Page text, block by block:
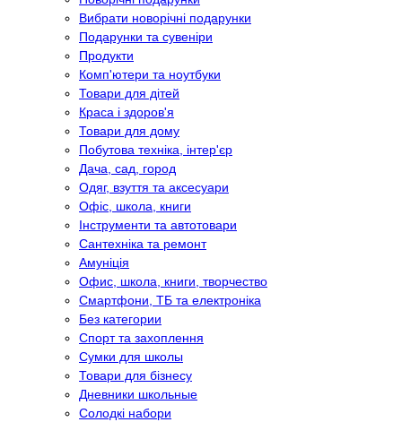
Вибрати новорічні подарунки
Подарунки та сувеніри
Продукти
Комп'ютери та ноутбуки
Товари для дітей
Краса і здоров'я
Товари для дому
Побутова техніка, інтер'єр
Дача, сад, город
Одяг, взуття та аксесуари
Офіс, школа, книги
Інструменти та автотовари
Сантехніка та ремонт
Амуніція
Офис, школа, книги, творчество
Смартфони, ТБ та електроніка
Без категории
Спорт та захоплення
Сумки для школы
Товари для бізнесу
Дневники школьные
Солодкі набори